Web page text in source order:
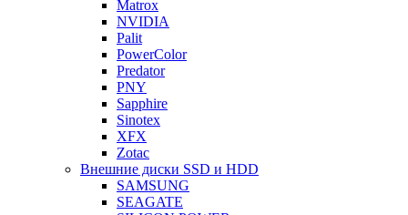
Matrox
NVIDIA
Palit
PowerColor
Predator
PNY
Sapphire
Sinotex
XFX
Zotac
Внешние диски SSD и HDD
SAMSUNG
SEAGATE